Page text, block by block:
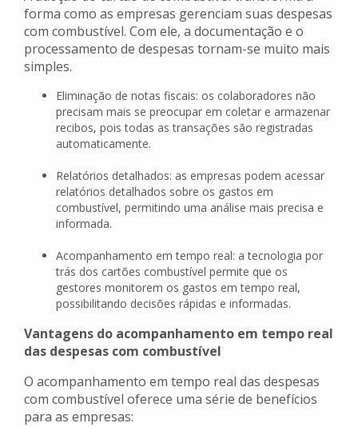
forma como as empresas gerenciam suas despesas
com combustível. Com ele, a documentação e o
processamento de despesas tornam-se muito mais
simples.
Eliminação de notas fiscais: os colaboradores não
precisam mais se preocupar em coletar e armazenar
recibos, pois todas as transações são registradas
automaticamente.
Relatórios detalhados: as empresas podem acessar
relatórios detalhados sobre os gastos em
combustível, permitindo uma análise mais precisa e
informada.
Acompanhamento em tempo real: a tecnologia por
trás dos cartões combustível permite que os
gestores monitorem os gastos em tempo real,
possibilitando decisões rápidas e informadas.
Vantagens do acompanhamento em tempo real
das despesas com combustível
O acompanhamento em tempo real das despesas
com combustível oferece uma série de benefícios
para as empresas: